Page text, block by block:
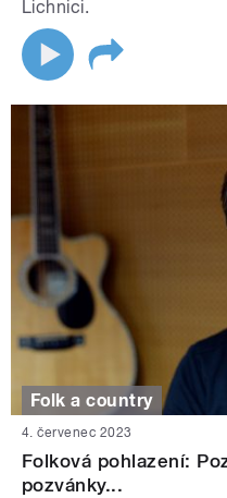
Lichnici.
Folk a country
4. červenec 2023
Folková pohlazení:
pozvánky...